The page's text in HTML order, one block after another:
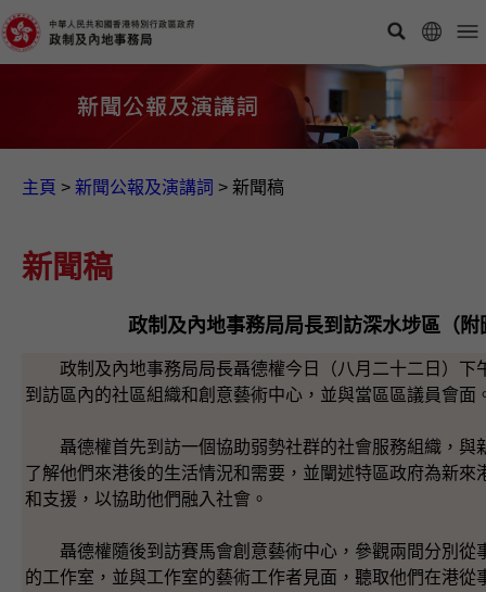
主頁 > 新聞公報及演講詞 > 新聞稿
新聞稿
政制及內地事務局局長到訪深水埗區（附
政制及內地事務局局長聶德權今日（八月二十二日）下
到訪區內的社區組織和創意藝術中心，並與當區區議員會面
聶德權首先到訪一個協助弱勢社群的社會服務組織，與
了解他們來港後的生活情況和需要，並闡述特區政府為新來
和支援，以協助他們融入社會。
聶德權隨後到訪賽馬會創意藝術中心，參觀兩間分別從
的工作室，並與工作室的藝術工作者見面，聽取他們在港從